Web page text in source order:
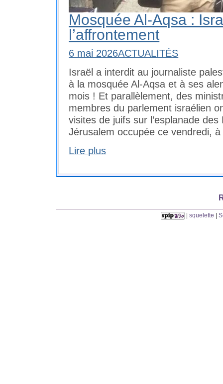
Mosquée Al-Aqsa :
l’affrontement
6 mai 2026ACTUALITÉS
Israël a interdit au journaliste
à la mosquée Al-Aqsa et à ses
mois ! Et parallèlement, des
membres du parlement israélien
visites de juifs sur l’esplanade
Jérusalem occupée ce vendredi,
Lire plus
| squelette |